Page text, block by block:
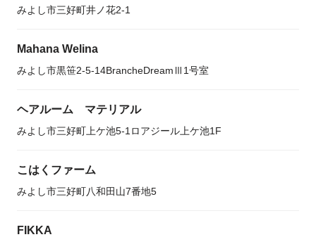
みよし市三好町井ノ花2-1
Mahana Welina
みよし市黒笹2-5-14BrancheDreamⅢ1号室
ヘアルーム マテリアル
みよし市三好町上ケ池5-1ロアジール上ケ池1F
こはくファーム
みよし市三好町八和田山7番地5
FIKKA